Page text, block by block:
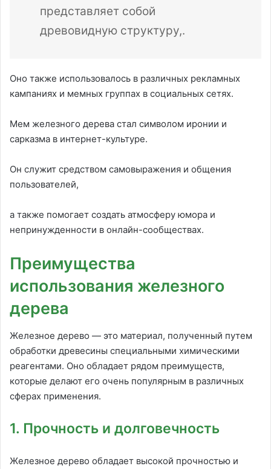
представляет собой
древовидную структуру,.
Оно также использовалось в различных рекламных
кампаниях и мемных группах в социальных сетях.
Мем железного дерева стал символом иронии и
сарказма в интернет-культуре.
Он служит средством самовыражения и общения
пользователей,
а также помогает создать атмосферу юмора и
непринужденности в онлайн-сообществах.
Преимущества
использования железного
дерева
Железное дерево — это материал, полученный путем
обработки древесины специальными химическими
реагентами. Оно обладает рядом преимуществ,
которые делают его очень популярным в различных
сферах применения.
1. Прочность и долговечность
Железное дерево обладает высокой прочностью и